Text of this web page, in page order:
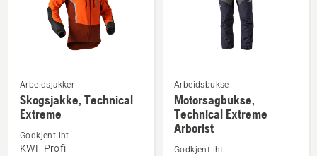
Se
flere
detaljer
om
Skogsjakke,
Arbeidsjakker
Skogsjakke, Technical
Extreme
Godkjent iht
KWF Profi
Se
flere
detaljer
om
Motorsagbukse,
Arbeidsbukse
Motorsagbukse,
Technical Extreme
Arborist
Godkjent iht